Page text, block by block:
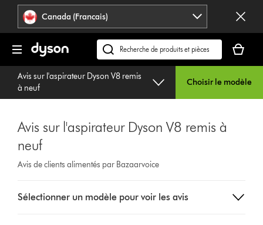
Veuillez
ou
appuyer
Entrée
navigation.
Déclaration
relative
à
l’accessibilité
Canada (Francais)
Recherchez
des
produits
support
notre
site
panier
est
vide.
Avis sur l'aspirateur Dyson V8 remis
à neuf
Choisir le modèle
Avis sur l'aspirateur Dyson V8 remis à
neuf
Avis de clients alimentés par Bazaarvoice
a
Sélectionner un modèle pour voir les avis